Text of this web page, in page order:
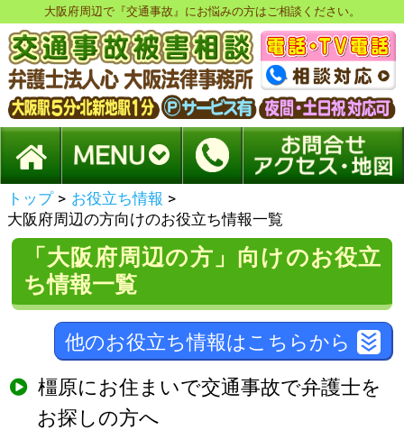
大阪府周辺で『交通事故』にお悩みの方はご相談ください。
トップ > お役立ち情報 >
大阪府周辺の方向けのお役立ち情報一覧
「大阪府周辺の方」向けのお役立
ち情報一覧
他のお役立ち情報はこちらから
橿原にお住まいで交通事故で弁護士を
お探しの方へ